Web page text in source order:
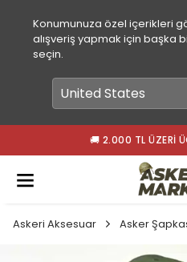
Konumunuza özel içerikleri
alışveriş yapmak için başka
seçin.
🚚 2.000 TL ÜZERI
Askeri Aksesuar Asker